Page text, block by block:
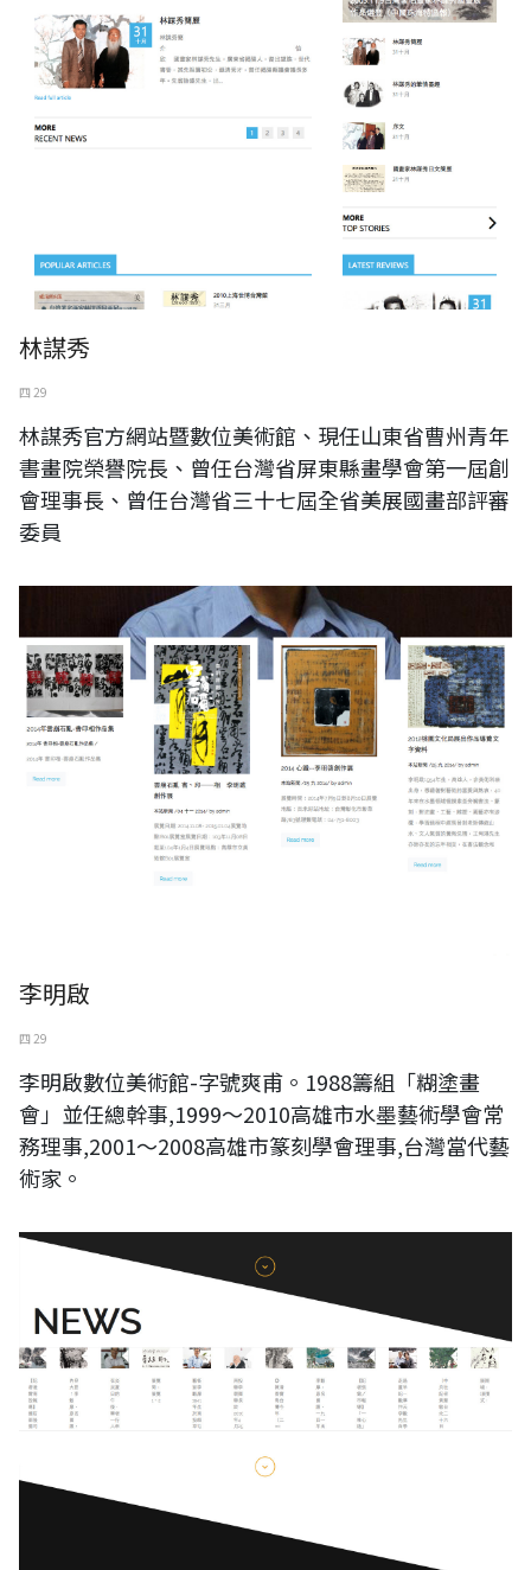
林謀秀
四 29
林謀秀官方網站暨數位美術館、現任山東省曹州青年
書畫院榮譽院長、曾任台灣省屏東縣畫學會第一屆創
會理事長、曾任台灣省三十七屆全省美展國畫部評審
委員
李明啟
四 29
李明啟數位美術館-字號爽甫。1988籌組「糊塗畫
會」並任總幹事,1999～2010高雄市水墨藝術學會常
務理事,2001～2008高雄市篆刻學會理事,台灣當代藝
術家。